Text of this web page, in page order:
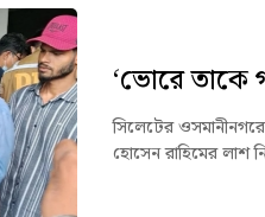
‘ভোরে তাকে
সিলেটের
হোসেন রাহিমের লাশ